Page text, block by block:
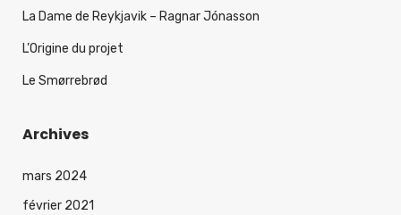
La Dame de Reykjavik – Ragnar Jónasson
L’Origine du projet
Le Smørrebrød
Archives
mars 2024
février 2021